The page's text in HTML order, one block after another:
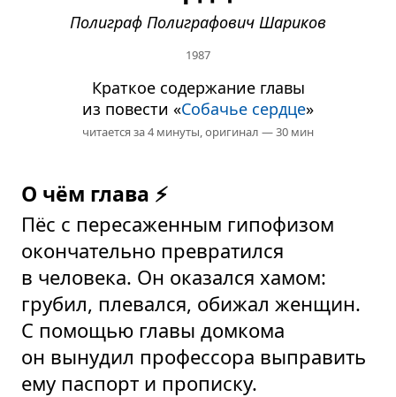
Полиграф Полиграфович Шариков
1987
Краткое содержание главы
из повести «Собачье сердце»
читается за 4 минуты,оригинал — 30 мин
О чём глава ⚡
Пёс с пересаженным гипофизом
окончательно превратился
в человека. Он оказался хамом:
грубил, плевался, обижал женщин.
С помощью главы домкома
он вынудил профессора выправить
ему паспорт и прописку.